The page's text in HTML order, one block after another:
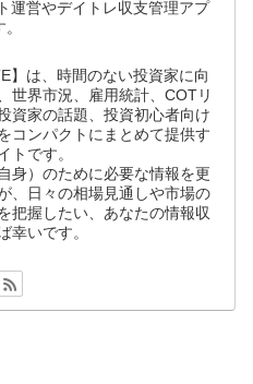
運営やデイトレ収支管理アプ
】は、時間のない投資家に向
世界市況、雇用統計、COTリ
資家の話題、投資初心者向け
コンパクトにまとめて提供す
トです。
身）のために必要な情報を更
、日々の相場見通しや市場の
把握したい、あなたの情報収
幸いです。